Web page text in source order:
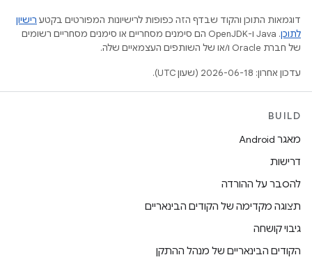
דוגמאות התוכן והקוד שבדף הזה כפופות לרישיונות המפורטים בקטע רישיון
לתוכן
.‏ Java ו-OpenJDK הם סימנים מסחריים או סימנים מסחריים רשומים
של חברת Oracle ו/או של השותפים העצמאיים שלה.
עדכון אחרון: 2026-06-18 (שעון UTC).
BUILD
מאגר Android
דרישות
להסבר על ההורדה
תצוגה מקדימה של הקודים הבינאריים
גיבוי קושחה
הקודים הבינאריים של מנהל ההתקן